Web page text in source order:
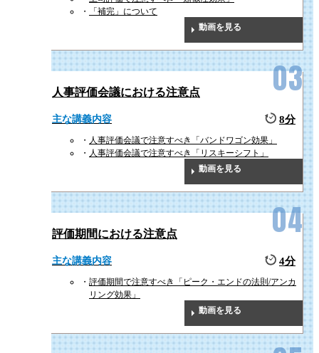
「補完」について
動画を見る
人事評価会議における注意点
主な講義内容 8分
人事評価会議で注意すべき「バンドワゴン効果」
人事評価会議で注意すべき「リスキーシフト」
動画を見る
評価期間における注意点
主な講義内容 4分
評価期間で注意すべき「ピーク・エンドの法則/アンカ
リング効果」
動画を見る